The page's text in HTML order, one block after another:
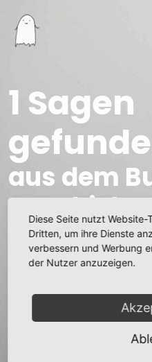
1 Sagen
aus dem
Hochlandes
Pestpfarrer
Diese Seite nutzt
Dritten, um ihre Dienste
verbessern und Werbung
der Nutzer anzuzeigen.